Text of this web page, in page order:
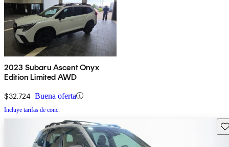
2023 Subaru Ascent Onyx
Edition Limited AWD
$32,724 Buena oferta
Incluye tarifas de conc.